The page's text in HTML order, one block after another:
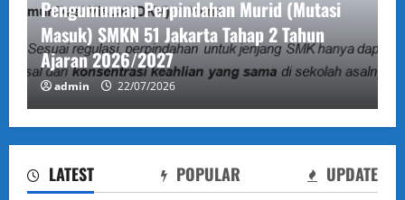
LATEST POPULAR UPDATE
Pengumuman Perpindahan Murid (Mutasi
Masuk) SMKN 51 Jakarta Tahap 2 Tahun
Ajaran 2026/2027
admin 22/07/2026